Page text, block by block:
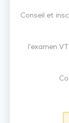
Conseil et
l’examen